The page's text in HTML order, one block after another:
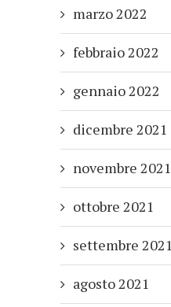
marzo 2022
febbraio 2022
gennaio 2022
dicembre 2021
novembre 2021
ottobre 2021
settembre 2021
agosto 2021